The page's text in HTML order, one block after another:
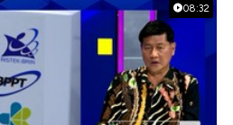
08:32